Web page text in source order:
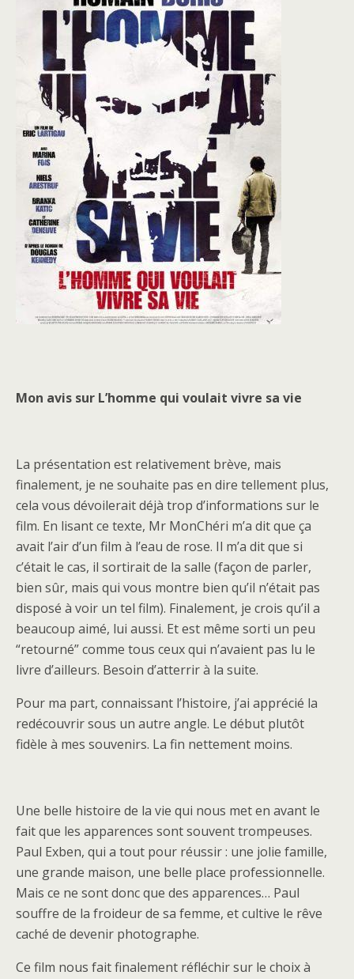
Mon avis sur L’homme qui voulait vivre sa vie
La présentation est relativement brève, mais
finalement, je ne souhaite pas en dire tellement plus,
cela vous dévoilerait déjà trop d’informations sur le
film. En lisant ce texte, Mr MonChéri m’a dit que ça
avait l’air d’un film à l’eau de rose. Il m’a dit que si
c’était le cas, il sortirait de la salle (façon de parler,
bien sûr, mais qui vous montre bien qu’il n’était pas
disposé à voir un tel film). Finalement, je crois qu’il a
beaucoup aimé, lui aussi. Et est même sorti un peu
“retourné” comme tous ceux qui n’avaient pas lu le
livre d’ailleurs. Besoin d’atterrir à la suite.
Pour ma part, connaissant l’histoire, j’ai apprécié la
redécouvrir sous un autre angle. Le début plutôt
fidèle à mes souvenirs. La fin nettement moins.
Une belle histoire de la vie qui nous met en avant le
fait que les apparences sont souvent trompeuses.
Paul Exben, qui a tout pour réussir : une jolie famille,
une grande maison, une belle place professionnelle.
Mais ce ne sont donc que des apparences… Paul
souffre de la froideur de sa femme, et cultive le rêve
caché de devenir photographe.
Ce film nous fait finalement réfléchir sur le choix à